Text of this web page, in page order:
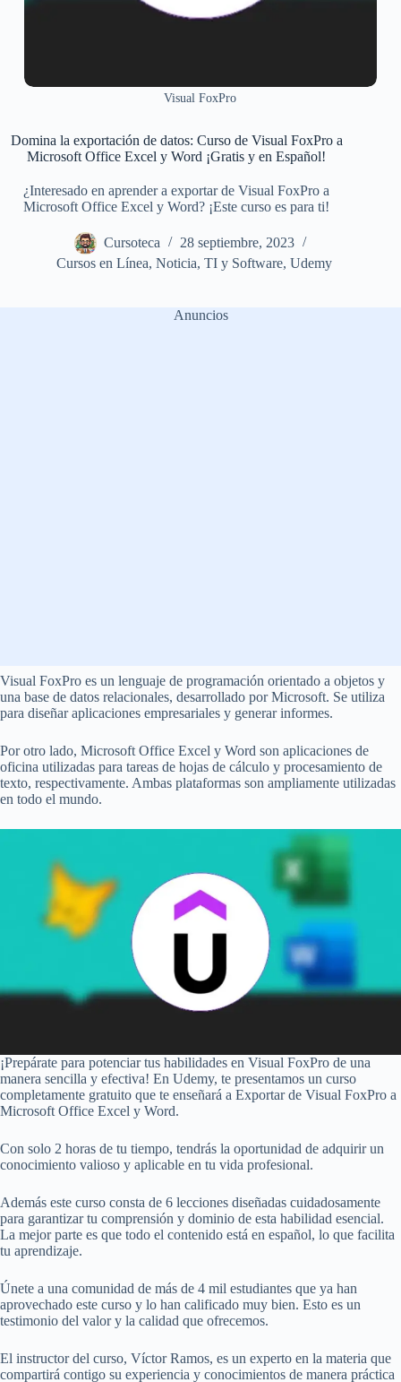
Visual FoxPro
Domina la exportación de datos: Curso de Visual FoxPro a
Microsoft Office Excel y Word ¡Gratis y en Español!
¿Interesado en aprender a exportar de Visual FoxPro a
Microsoft Office Excel y Word? ¡Este curso es para ti!
Cursoteca
28 septiembre, 2023
Cursos en Línea,Noticia,TI y Software,Udemy
Anuncios
Visual FoxPro es un lenguaje de programación orientado a objetos y
una base de datos relacionales, desarrollado por Microsoft. Se utiliza
para diseñar aplicaciones empresariales y generar informes.
Por otro lado, Microsoft Office Excel y Word son aplicaciones de
oficina utilizadas para tareas de hojas de cálculo y procesamiento de
texto, respectivamente. Ambas plataformas son ampliamente utilizadas
en todo el mundo.
¡Prepárate para potenciar tus habilidades en Visual FoxPro de una
manera sencilla y efectiva! En Udemy, te presentamos un curso
completamente gratuito que te enseñará a Exportar de Visual FoxPro a
Microsoft Office Excel y Word.
Con solo 2 horas de tu tiempo, tendrás la oportunidad de adquirir un
conocimiento valioso y aplicable en tu vida profesional.
Además este curso consta de 6 lecciones diseñadas cuidadosamente
para garantizar tu comprensión y dominio de esta habilidad esencial.
La mejor parte es que todo el contenido está en español, lo que facilita
tu aprendizaje.
Únete a una comunidad de más de 4 mil estudiantes que ya han
aprovechado este curso y lo han calificado muy bien. Esto es un
testimonio del valor y la calidad que ofrecemos.
El instructor del curso, Víctor Ramos, es un experto en la materia que
compartirá contigo su experiencia y conocimientos de manera práctica